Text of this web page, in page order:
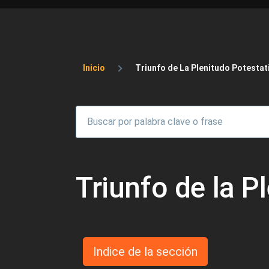
Sobrescribir enlaces
Inicio Triunfo de La Plenitudo
Triunfo de la
Indice de la sección